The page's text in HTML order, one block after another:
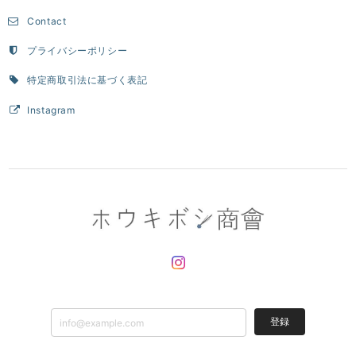
Contact
プライバシーポリシー
特定商取引法に基づく表記
Instagram
登録